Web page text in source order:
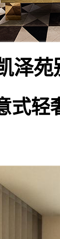
泽
式轻